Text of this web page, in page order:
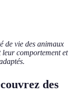
de vie des animaux
comportement et
des